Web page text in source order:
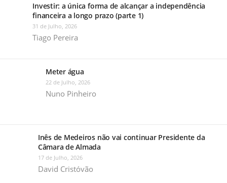
Investir: a única forma de alcançar a independência
financeira a longo prazo (parte 1)
31 de Julho, 2026
Tiago Pereira
Meter água
22 de Julho, 2026
Nuno Pinheiro
Inês de Medeiros não vai continuar Presidente da
Câmara de Almada
17 de Julho, 2026
David Cristóvão